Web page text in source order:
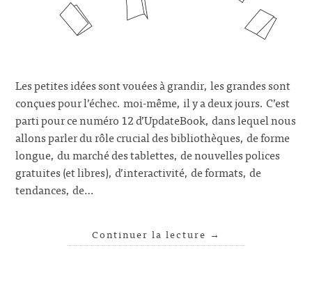
Les petites idées sont vouées à grandir, les grandes sont
conçues pour l’échec. moi-même, il y a deux jours. C’est
parti pour ce numéro 12 d’UpdateBook, dans lequel nous
allons parler du rôle crucial des bibliothèques, de forme
longue, du marché des tablettes, de nouvelles polices
gratuites (et libres), d’interactivité, de formats, de
tendances, de…
Continuer la lecture →